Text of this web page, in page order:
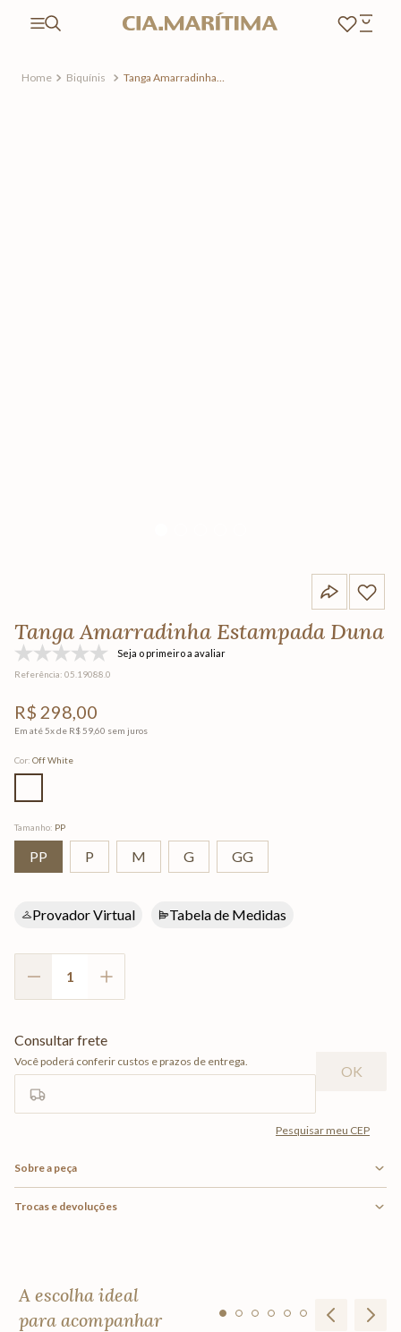
Biquínis
Tanga Amarradinha
Tanga Amarradinha Estampada Duna
Seja o primeiro a avaliar
Referência: 05.19088.0
R$ 298 00
Em até 5x de R$ 5960 sem juros
Cor: Off White
Tamanho: PP
PP P M G GG
Provador Virtual Tabela de Medidas
Sobre a peça
Trocas e devoluções
A escolha ideal
para acompanhar